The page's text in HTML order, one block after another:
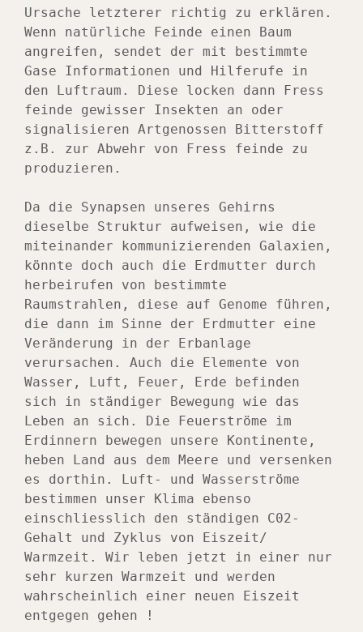
Ursache letzterer richtig zu erklären.
Wenn natürliche Feinde einen Baum
angreifen, sendet der mit bestimmte
Gase Informationen und Hilferufe in
den Luftraum. Diese locken dann Fress
feinde gewisser Insekten an oder
signalisieren Artgenossen Bitterstoff
z.B. zur Abwehr von Fress feinde zu
produzieren.
Da die Synapsen unseres Gehirns
dieselbe Struktur aufweisen, wie die
miteinander kommunizierenden Galaxien,
könnte doch auch die Erdmutter durch
herbeirufen von bestimmte
Raumstrahlen, diese auf Genome führen,
die dann im Sinne der Erdmutter eine
Veränderung in der Erbanlage
verursachen. Auch die Elemente von
Wasser, Luft, Feuer, Erde befinden
sich in ständiger Bewegung wie das
Leben an sich. Die Feuerströme im
Erdinnern bewegen unsere Kontinente,
heben Land aus dem Meere und versenken
es dorthin. Luft- und Wasserströme
bestimmen unser Klima ebenso
einschliesslich den ständigen C02-
Gehalt und Zyklus von Eiszeit/
Warmzeit. Wir leben jetzt in einer nur
sehr kurzen Warmzeit und werden
wahrscheinlich einer neuen Eiszeit
entgegen gehen !